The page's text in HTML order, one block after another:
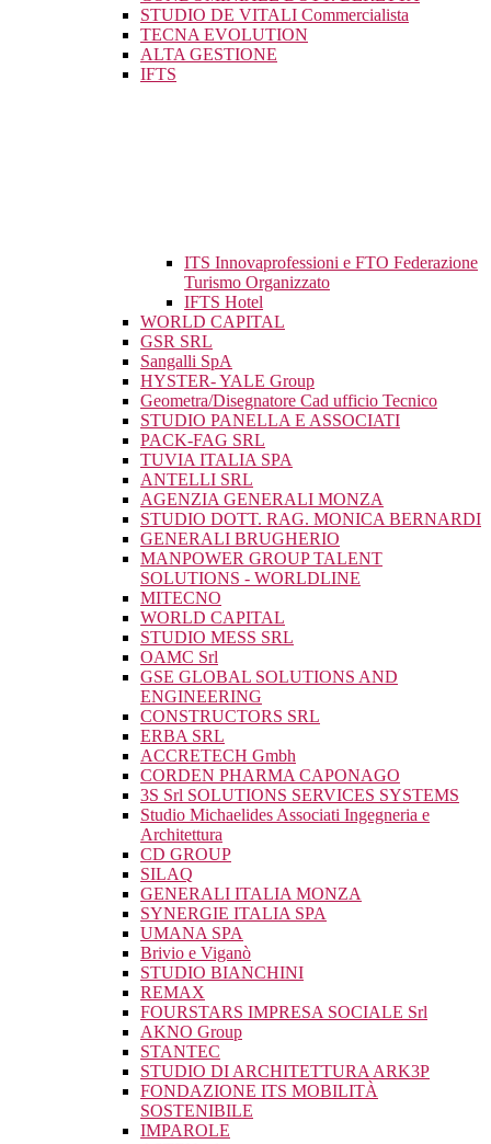
STUDIO DE VITALI Commercialista
TECNA EVOLUTION
ALTA GESTIONE
IFTS
ITS Innovaprofessioni e FTO Federazione
Turismo Organizzato
IFTS Hotel
WORLD CAPITAL
GSR SRL
Sangalli SpA
HYSTER- YALE Group
Geometra/Disegnatore Cad ufficio Tecnico
STUDIO PANELLA E ASSOCIATI
PACK-FAG SRL
TUVIA ITALIA SPA
ANTELLI SRL
AGENZIA GENERALI MONZA
STUDIO DOTT. RAG. MONICA BERNARDI
GENERALI BRUGHERIO
MANPOWER GROUP TALENT
SOLUTIONS - WORLDLINE
MITECNO
WORLD CAPITAL
STUDIO MESS SRL
OAMC Srl
GSE GLOBAL SOLUTIONS AND
ENGINEERING
CONSTRUCTORS SRL
ERBA SRL
ACCRETECH Gmbh
CORDEN PHARMA CAPONAGO
3S Srl SOLUTIONS SERVICES SYSTEMS
Studio Michaelides Associati Ingegneria e
Architettura
CD GROUP
SILAQ
GENERALI ITALIA MONZA
SYNERGIE ITALIA SPA
UMANA SPA
Brivio e Viganò
STUDIO BIANCHINI
REMAX
FOURSTARS IMPRESA SOCIALE Srl
AKNO Group
STANTEC
STUDIO DI ARCHITETTURA ARK3P
FONDAZIONE ITS MOBILITÀ
SOSTENIBILE
IMPAROLE